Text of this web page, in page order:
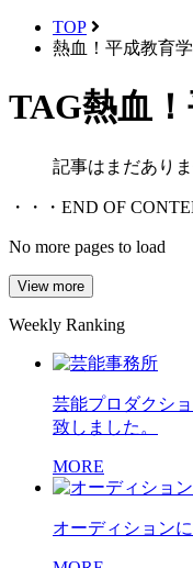
TOP
熱血！平成教育
TAG熱血
記事はまだありま
・・・END OF
No more pages to load
View more
Weekly Ranking
芸能プロダクシ
致しました。
MORE
オーディション